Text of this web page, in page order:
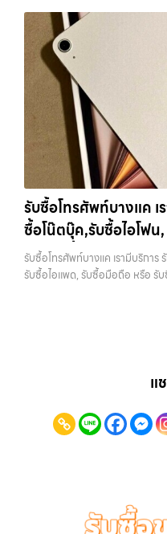
ทันที โดยเน้นบริการในพื้นที่ ลาดพ
ต้องการเปลี่ยนรุ่น หรือต้องการเงิ
เครื่อง ฟรี ปราบปรามความยุ่งยาก
จ่ายเงินทันทีเมื่อตกลงซื้อขายสำเ
สายใหม่-เก่า, Samsung ทุกรุ่น,
จะอยู่ในสภาพใช้งานแล้ว ตกแต่งแ
ไม่ได้ขึ้นอยู่แค่ยี่ห้อ แต่ขึ้นอยู่กับส
การขายของคุณ เราจึงตั้งใจให้บริ
แจ้งวัฒนะ, บางแค, วัชรพล, รามอิ
เสนานิคม, วังหิน อย่างเต็มที่ ไม่
“รับซื้อโทรศัพท์มือสองกรุงเทพ”,
กรุงเทพถึงที่”, หรือ “รับซื้อ
เพราะบริการของเรามุ่งตรงให้คุ
กว่า เลือกเราแล้วคุณจะได้บริกา
อำนวยความสะดวก นัดรับถึงที่ ต
ทั้งหมดนี้เพื่อให้การขายอุปกรณ์ขอ
และคุ้มค่ากว่า ทำไมต้องเลือกเรา
iPhone, Samsung, ไอแพด แท็บ
ดา บางรัก แจ้งวัฒนะ บางแค วัช
บริการรับซื้อมือถือ iPhone
รัชดา บางรัก แจ้งวัฒนะ บางแค วั
ซื้อแท็บเล็ตบางรัก บริการรับซื้อ
ใน พื้นที่ ลาดพร้าว รัชดา บางรัก
พร้อมจ่ายเงินทันที… รับซื้อแท็บเ
เงินด่วน? ติดต่อเราเลย! การันตีร
ระดับกับการ รับซื้อไอโฟน, รับซื้อ
ขายมือถือ.com” เว็บไซต์ที่คุณไว้ว
iPhone, Samsung, iPad, แท็บ
ทันที ครอบคลุมพื้นที่ ลาดพร้าว, รั
รามอินทรา และเขตกรุงเทพฯ ใก
แท็บเล็ต และอุปกรณ์ไอทีใหม่ๆ เ
ใช้แล้วอาจกลายเป็นของที่ไม่ได้ใช้
เป็นทางเลือกให้คุณสามารถเปลี่ย
ทันที ด้วยบริการ รับซื้อไอโฟน, รั
รับซื้อโน๊ตบุ๊ค, รับซื้อแท็บเล็ต, รับซื้
เน้น โปร่งใส มั่นใจได้ และจ่ายเงิน
ทุกแบรนด์ เรารับถึงแม้จะอยู่ในส
เพราะมูลค่าของเครื่องไม่ได้ขึ้น
ราคา”, “รับซื้อแท็บเล็ต กรุงเทพถึ
รับซื้อโทรศัพท์บางแค
ซื้อโน๊ตบุ๊ค,รับซื้อไอโฟ
หรือ รับซื้อแท็บเล็ต บริ
และพื้นที่ใกล้เคียง
รับซื้อโทรศัพท์บางแค เรามีบริกา
รับซื้อไอแพด, รับซื้อมือถือ หรือ รั
รับซื้อโทรศัพท์บางแค เรามีบริกา
รับซื้อไอแพด, รับซื้อมือถือ หรือ รั
กรุงเทพ… รับซื้อโทรศัพท์บางแค
จ่ายเงินทันที ประสบการณ์เหนือ
ฉัน” ที่สุด ในยุคที่สมาร์ทโฟน แท็บ
แทบทุกช่วงเวลา อุปกรณ์ที่คุณใช้แ
แ